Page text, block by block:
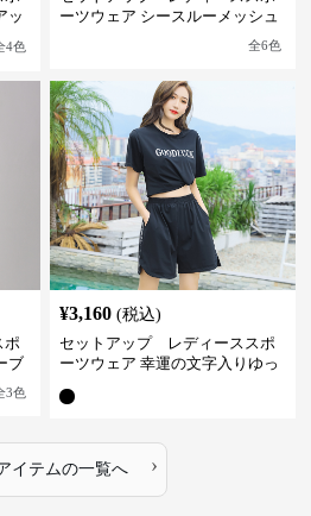
ッ
4色
ーツウェア シースルーメッシュ
全6色
ポ
ブ
3色
¥3,160 (税込)
セットアップ レディーススポ
ーツウェア 幸運の文字入りゆっ
イテムの一覧へ ›